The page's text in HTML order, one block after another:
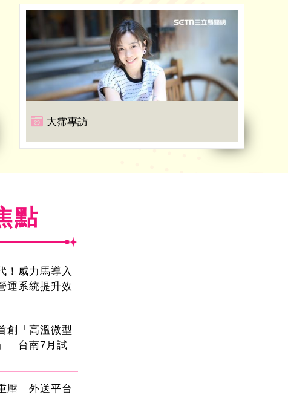
大霈專訪
點
！威力馬導入
運系統提升效
創「高溫微型
台南7月試
壓 外送平台